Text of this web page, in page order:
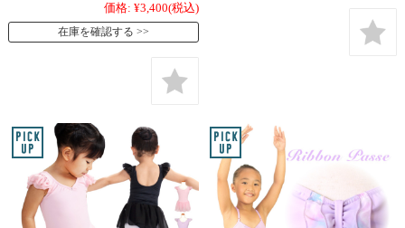
価格: ¥3,400(税込)
在庫を確認する